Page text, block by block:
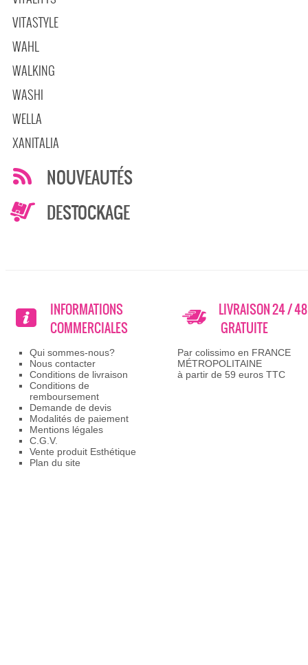
VITASTYLE
WAHL
WALKING
WASHI
WELLA
XANITALIA
NOUVEAUTÉS
DESTOCKAGE
INFORMATIONS
COMMERCIALES
Qui sommes-nous?
Nous contacter
Conditions de livraison
Conditions de
remboursement
Demande de devis
Modalités de paiement
Mentions légales
C.G.V.
Vente produit Esthétique
Plan du site
LIVRAISON 24 /
GRATUITE
Par colissimo en FRANCE
MÉTROPOLITAINE
à partir de 59 euros TTC